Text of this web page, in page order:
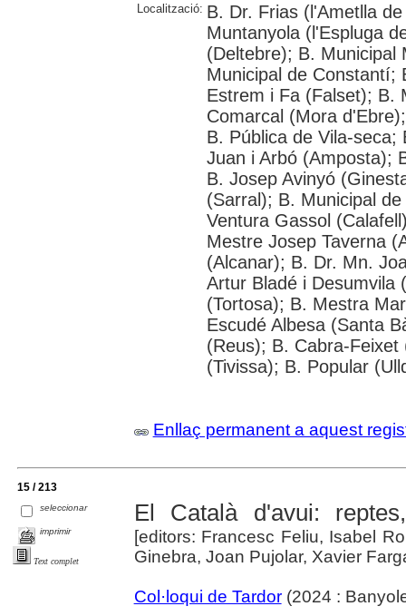
Localització: B. Dr. Frias (l'Ametlla
Muntanyola (l'Espluga
(Deltebre); B. Municipal
Municipal de Constantí;
Estrem i Fa (Falset); B.
Comarcal (Mora
B. Pública de Vila-
Juan i Arbó (Amposta);
B. Josep Avinyó
(Sarral); B. Municipal
Ventura Gassol
Mestre Josep Taverna
(Alcanar); B. Dr. Mn.
Artur Bladé i Desumvila
(Tortosa); B. Mestra
Escudé Albesa (Santa
(Reus); B. Cabra-
(Tivissa); B. Popular
Enllaç permanent a aquest
15 / 213
seleccionar
imprimir
Text complet
El Català d'avui:
[editors: Francesc Feliu, Isabel
Ginebra, Joan Pujolar, Xavier
Col·loqui de Tardor(2024 :